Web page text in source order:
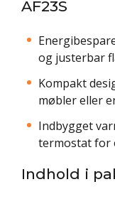
AF23S
og justerbar
Kompakt
møbler eller
Indbygget
termostat for
Indhold i